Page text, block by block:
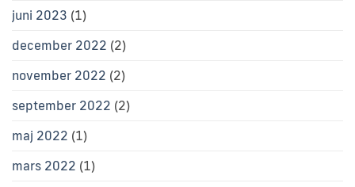
juni 2023 (1)
december 2022 (2)
november 2022 (2)
september 2022 (2)
maj 2022 (1)
mars 2022 (1)